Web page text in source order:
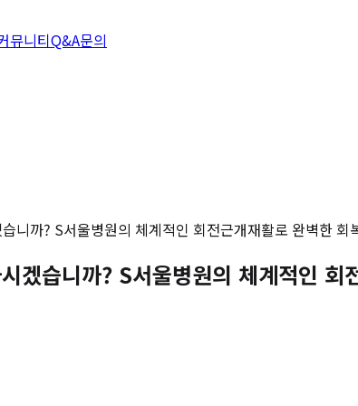
뮤니티Q&A문의
니까? S서울병원의 체계적인 회전근개재활로 완벽한 회
겠습니까? S서울병원의 체계적인